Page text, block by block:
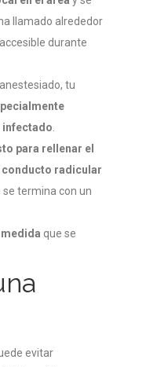
llamado alrededor
durante
tu
infectado
para rellenar el
radicular
termina con un
que se
evitar